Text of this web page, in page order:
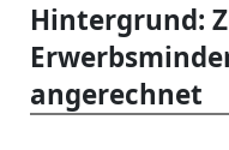
Hintergrund:
angerechnet